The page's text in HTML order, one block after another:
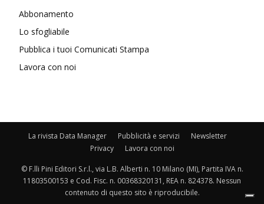
Abbonamento
Lo sfogliabile
Pubblica i tuoi Comunicati Stampa
Lavora con noi
La rivista Data Manager Pubblicità e servizi
Newsletter
Privacy
Lavora con noi
© F.lli Pini Editori S.r.l., via L.B. Alberti n. 10 Milano (MI), Partita IVA n.
11803500153 e Cod. Fisc. n. 00368320131, REA n. 824378. Nessun
contenuto di questo sito è riproducibile.